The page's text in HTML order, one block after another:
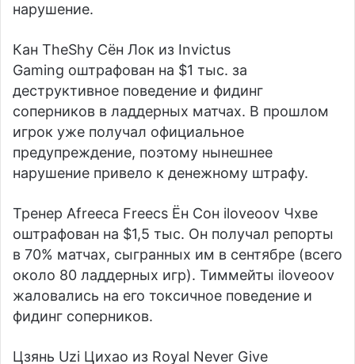
нарушение.
Кан TheShy Сён Лок из Invictus
Gaming оштрафован на $1 тыс. за
деструктивное поведение и фидинг
соперников в ладдерных матчах. В прошлом
игрок уже получал официальное
предупреждение, поэтому нынешнее
нарушение привело к денежному штрафу.
Тренер Afreeca Freecs Ён Сон iloveoov Чхве
оштрафован на $1,5 тыс. Он получал репорты
в 70% матчах, сыгранных им в сентябре (всего
около 80 ладдерных игр). Тиммейты iloveoov
жаловались на его токсичное поведение и
фидинг соперников.
Цзянь Uzi Цихао из Royal Never Give